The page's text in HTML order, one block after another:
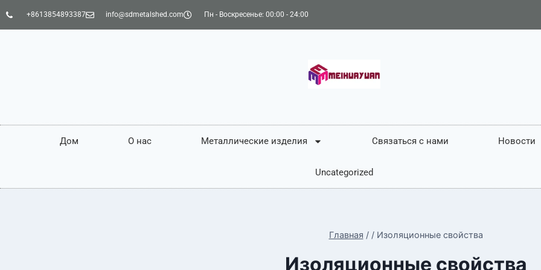
+8613854893387 info@sdmetalshed.com Пн - Воскресенье: 00:00 - 24:00
Дом О нас Металлические изделия Связаться с нами Новости
Uncategorized
Главная / / Изоляционные свойства
Изоляционные свойства